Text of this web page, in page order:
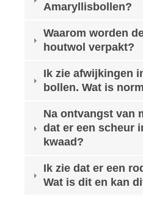
Amaryllisbollen?
Waarom worden
houtwol verpakt?
Ik zie afwijkingen
bollen. Wat is
Na ontvangst van
dat er een scheur
kwaad?
Ik zie dat er een
Wat is dit en kan